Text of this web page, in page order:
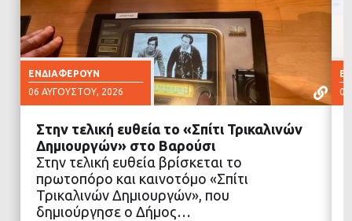
ΕΝΔΙΑΦΈΡΟΥΝ
06 ΑΥΓΟΎΣΤΟΥ, 2026
ΔΙΑΒΑΣΤΕ ΠΕΡΙΣΣΟΤΕΡΑ
Στην τελική ευθεία το «Σπίτι Τρικαλινών
Δημιουργών» στο Βαρούσι
Στην τελική ευθεία βρίσκεται το
πρωτοπόρο και καινοτόμο «Σπίτι
Τρικαλινών Δημιουργών», που
δημιούργησε ο Δήμος…